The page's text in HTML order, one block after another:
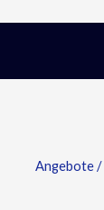
Angebote/